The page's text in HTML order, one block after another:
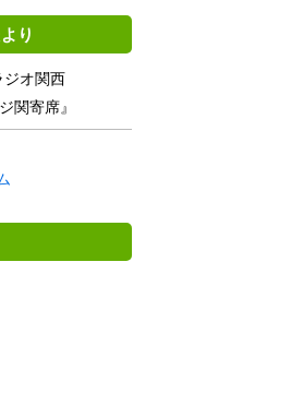
り
オ関西
関寄席』